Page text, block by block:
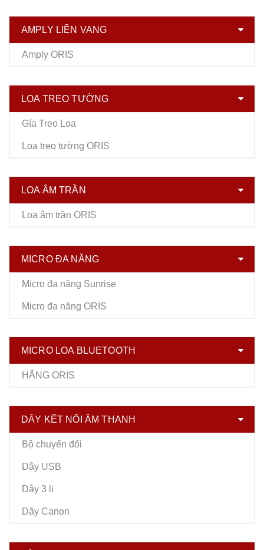
AMPLY LIỀN VANG
Amply ORIS
LOA TREO TƯỜNG
Gía Treo Loa
Loa treo tường ORIS
LOA ÂM TRẦN
Loa âm trần ORIS
MICRO ĐA NĂNG
Micro đa năng Sunrise
Micro đa năng ORIS
MICRO LOA BLUETOOTH
HÃNG ORIS
DÂY KẾT NỐI ÂM THANH
Bộ chuyển đổi
Dây USB
Dây 3 li
Dây Canon